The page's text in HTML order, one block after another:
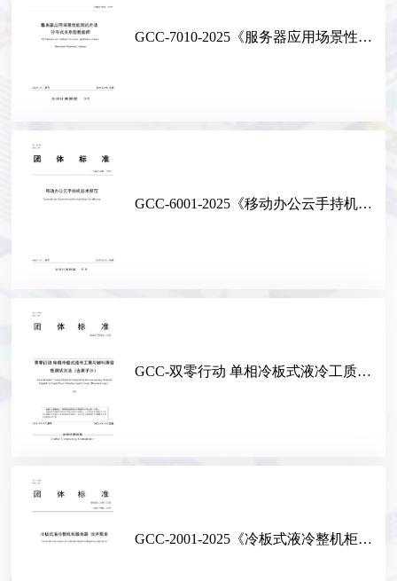
GCC-7010-2025《服务器应用场景性能测试方法 分布式关系型数据库》
GCC-6001-2025《移动办公云手持机技术规范》
GCC-双零行动 单相冷板式液冷工质与材料兼容性测试方法（去离子水）（试行）
GCC-2001-2025《冷板式液冷整机柜服务器 技术要求》